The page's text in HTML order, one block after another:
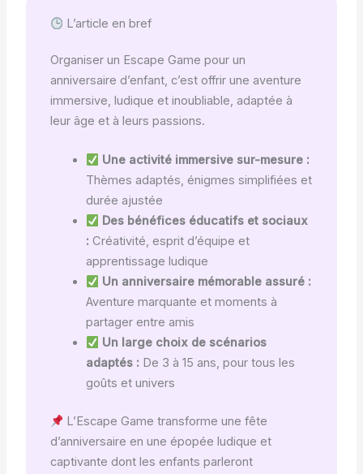
L’article en bref
Organiser un Escape Game pour un
anniversaire d’enfant, c’est offrir une aventure
immersive, ludique et inoubliable, adaptée à
leur âge et à leurs passions.
Une activité immersive sur-mesure :
Thèmes adaptés, énigmes simplifiées et
durée ajustée
Des bénéfices éducatifs et sociaux
: Créativité, esprit d’équipe et
apprentissage ludique
Un anniversaire mémorable assuré :
Aventure marquante et moments à
partager entre amis
Un large choix de scénarios
adaptés : De 3 à 15 ans, pour tous les
goûts et univers
L’Escape Game transforme une fête
d’anniversaire en une épopée ludique et
captivante dont les enfants parleront